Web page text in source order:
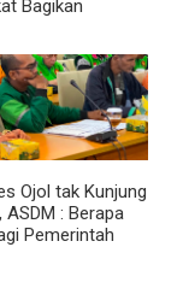
Bagikan
Nelayan
Ojol tak Kunjung
ASDM : Berapa
Pemerintah